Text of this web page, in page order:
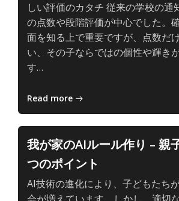
しい評価のカタチ 従来の学校の通
の点数や段階評価が中心でした。
面を知る上で重要ですが、点数だ
い、その子ならではの個性や輝き
す…
も
AI
の、
主
体
的
で
Read more
我が家のAIルール作り – 親
つのポイント
AI技術の進化により、子どもたち